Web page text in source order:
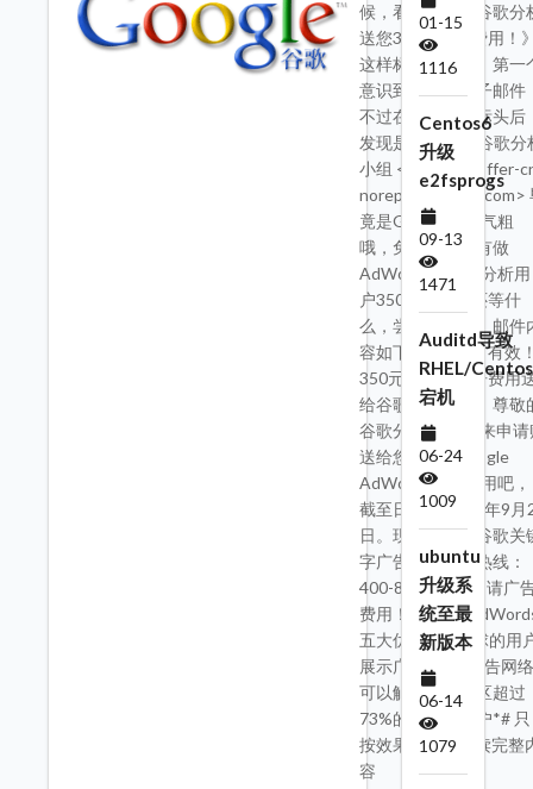
候，看到一封《谷歌分
送您350元广告费用！
这样标题的邮件，第一
意识到的就是骗子邮件
不过在查看邮件标头后
发现是 发件人 谷歌分
小组 <analytics-offer-
noreply@google.com>
竟是Google财大气粗
哦，免费送给没有做
AdWords的谷歌分析用
户350元，大家还等什
么，尝试一下吧！邮件
容如下9月25日前有效
350元关键字广告费用
给谷歌分析用户！尊敬
谷歌分析用户,快来申
送给您350元Google
AdWords广告费用吧，
截至日期到 2009年9月
日。现在就致电谷歌关
字广告免费销售热线：
400-810-9060 申请广
费用！Google
五大优势# 向全球的用
展示广告: 谷歌广告网
可以触及亚太地区超过
73%的互联网用户*# 只
按效果 ---->>阅读完整
容
01-15
1116
Centos6
升级
e2fsprogs
09-13
1471
Auditd导致
RHEL/Centos
宕机
06-24
1009
ubuntu
升级系
统至最
新版本
06-14
1079